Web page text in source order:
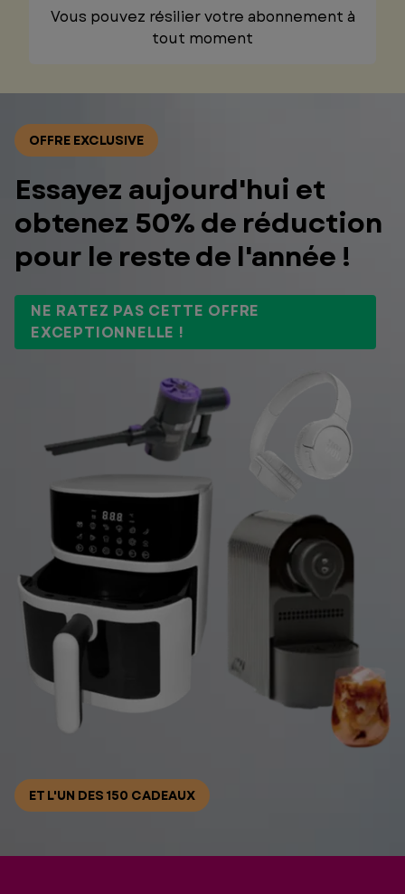
Vous pouvez résilier votre abonnement à
tout moment
OFFRE EXCLUSIVE
Essayez aujourd'hui et
obtenez 50% de réduction
pour le reste de l'année !
NE RATEZ PAS CETTE OFFRE
EXCEPTIONNELLE !
ET L'UN DES 150 CADEAUX